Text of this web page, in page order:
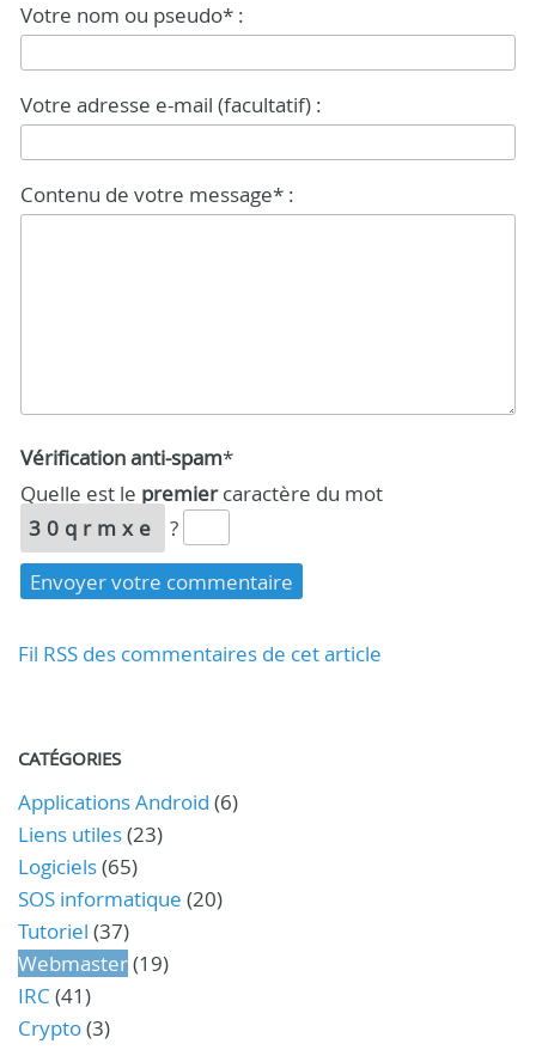
Votre nom ou pseudo* :
Votre adresse e-mail (facultatif) :
Contenu de votre message* :
Vérification anti-spam*
Quelle est le premiercaractère du mot
30qrmxe
?
Fil RSS des commentaires de cet article
CATÉGORIES
Applications Android (6)
Liens utiles(23)
Logiciels(65)
SOS informatique (20)
Tutoriel (37)
Webmaster(19)
IRC (41)
Crypto(3)